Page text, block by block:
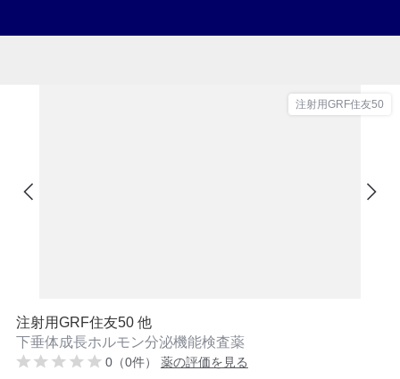
注射用GRF住友50
注射用GRF住友50 他
下垂体成長ホルモン分泌機能検査薬
0（0件） 薬の評価を見る